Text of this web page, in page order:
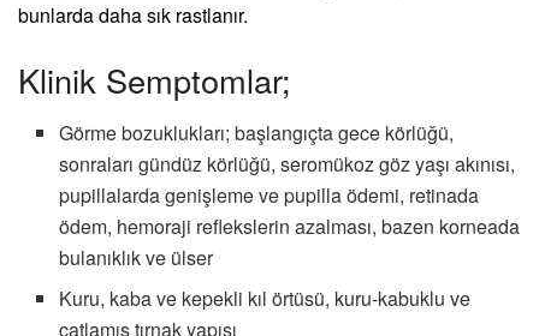
bunlarda daha sık rastlanır.
Klinik Semptomlar;
Görme bozuklukları; başlangıçta gece körlüğü,
sonraları gündüz körlüğü, seromükoz göz yaşı akınısı,
pupillalarda genişleme ve pupilla ödemi, retinada
ödem, hemoraji reflekslerin azalması, bazen korneada
bulanıklık ve ülser
Kuru, kaba ve kepekli kıl örtüsü, kuru-kabuklu ve
çatlamış tırnak yapısı